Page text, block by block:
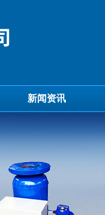
新闻资讯